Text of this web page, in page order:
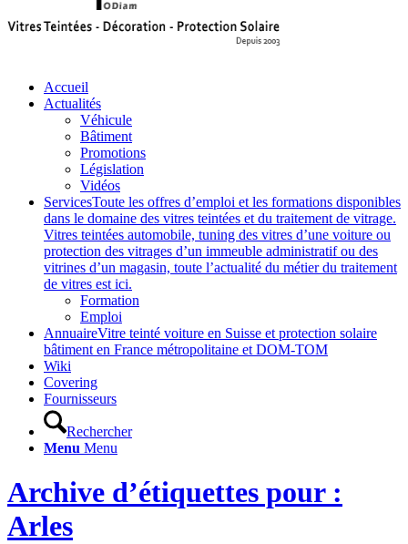
Accueil
Actualités
Véhicule
Bâtiment
Promotions
Législation
Vidéos
ServicesToute les offres d’emploi et les formations disponibles
dans le domaine des vitres teintées et du traitement de vitrage.
Vitres teintées automobile, tuning des vitres d’une voiture ou
protection des vitrages d’un immeuble administratif ou des
vitrines d’un magasin, toute l’actualité du métier du traitement
de vitres est ici.
Formation
Emploi
AnnuaireVitre teinté voiture en Suisse et protection solaire
bâtiment en France métropolitaine et DOM-TOM
Wiki
Covering
Fournisseurs
Rechercher
Menu Menu
Archive d’étiquettes pour :
Arles